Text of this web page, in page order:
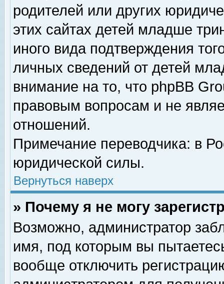
родителей или других
этих сайтах детей младше
иного вида подтверждения
личных сведений от детей
внимание на то, что phpBB
правовым вопросам и не
отношений.
Примечание переводчика: в
юридической силы.
Вернуться наверх
» Почему я не могу
Возможно, администратор
имя, под которым вы
вообще отключить